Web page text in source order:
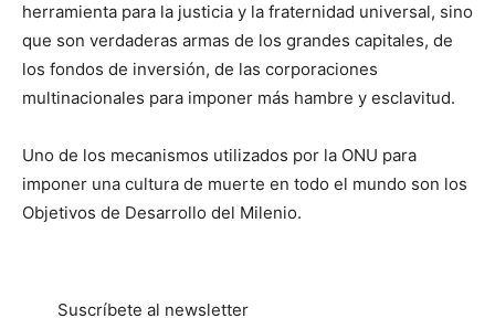
herramienta para la justicia y la fraternidad universal, sino
que son verdaderas armas de los grandes capitales, de
los fondos de inversión, de las corporaciones
multinacionales para imponer más hambre y esclavitud.
Uno de los mecanismos utilizados por la ONU para
imponer una cultura de muerte en todo el mundo son los
Objetivos de Desarrollo del Milenio.
Suscríbete al newsletter